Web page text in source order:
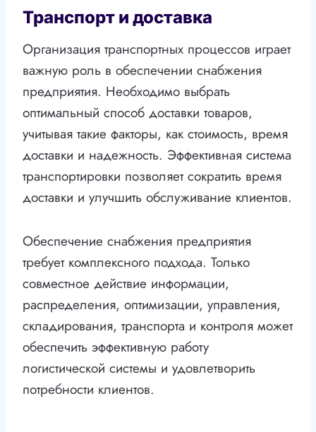
Транспорт и доставка
Организация транспортных процессов играет
важную роль в обеспечении снабжения
предприятия. Необходимо выбрать
оптимальный способ доставки товаров,
учитывая такие факторы, как стоимость, время
доставки и надежность. Эффективная система
транспортировки позволяет сократить время
доставки и улучшить обслуживание клиентов.
Обеспечение снабжения предприятия
требует комплексного подхода. Только
совместное действие информации,
распределения, оптимизации, управления,
складирования, транспорта и контроля может
обеспечить эффективную работу
логистической системы и удовлетворить
потребности клиентов.